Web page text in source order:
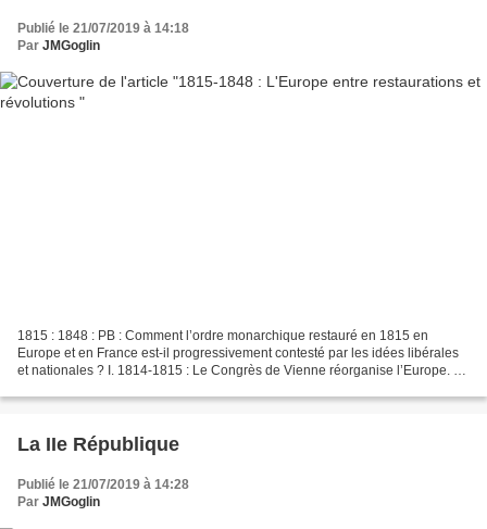
Publié le 21/07/2019 à 14:18
Par JMGoglin
1815 : 1848 : PB : Comment l’ordre monarchique restauré en 1815 en
Europe et en France est-il progressivement contesté par les idées libérales
et nationales ? I. 1814-1815 : Le Congrès de Vienne réorganise l’Europe. Le
La IIe République
Publié le 21/07/2019 à 14:28
Par JMGoglin